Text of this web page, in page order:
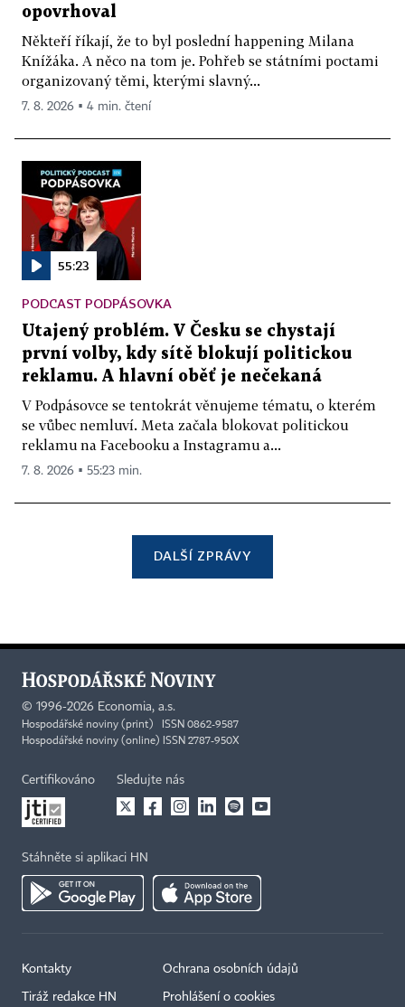
opovrhoval
Někteří říkají, že to byl poslední happening Milana
Knížáka. A něco na tom je. Pohřeb se státními poctami
organizovaný těmi, kterými slavný...
7. 8. 2026 ▪ 4 min. čtení
55:23
PODCAST PODPÁSOVKA
Utajený problém. V Česku se chystají
první volby, kdy sítě blokují politickou
reklamu. A hlavní oběť je nečekaná
V Podpásovce se tentokrát věnujeme tématu, o kterém
se vůbec nemluví. Meta začala blokovat politickou
reklamu na Facebooku a Instagramu a...
7. 8. 2026 ▪ 55:23 min.
DALŠÍ ZPRÁVY
© 1996-2026 Economia, a.s.
Hospodářské noviny (print) ISSN 0862-9587
Hospodářské noviny (online) ISSN 2787-950X
Certifikováno Sledujte nás
Stáhněte si aplikaci HN
Kontakty
Tiráž redakce HN
Ochrana osobních údajů
Prohlášení o cookies